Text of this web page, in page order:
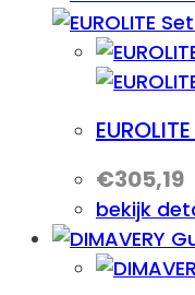
€305,19
bekijk